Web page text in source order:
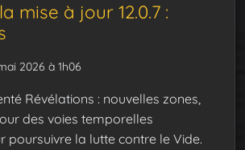
mise à jour 12.0.7 :
2026 à 1h06
Révélations : nouvelles zones,
des voies temporelles
poursuivre la lutte contre le Vide.